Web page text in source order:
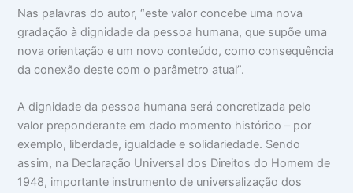
Nas palavras do autor, “este valor concebe uma nova
gradação à dignidade da pessoa humana, que supõe uma
nova orientação e um novo conteúdo, como consequência
da conexão deste com o parâmetro atual”.
A dignidade da pessoa humana será concretizada pelo
valor preponderante em dado momento histórico – por
exemplo, liberdade, igualdade e solidariedade. Sendo
assim, na Declaração Universal dos Direitos do Homem de
1948, importante instrumento de universalização dos